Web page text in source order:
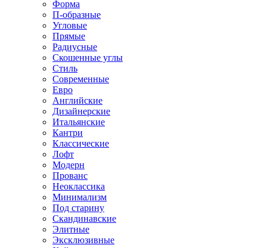
Форма
П-образные
Угловые
Прямые
Радиусные
Скошенные углы
Стиль
Современные
Евро
Английские
Дизайнерские
Итальянские
Кантри
Классические
Лофт
Модерн
Прованс
Неоклассика
Минимализм
Под старину
Скандинавские
Элитные
Эксклюзивные